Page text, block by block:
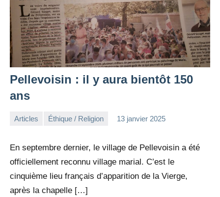
Pellevoisin : il y aura bientôt 150
ans
Articles Éthique / Religion 13 janvier 2025
En septembre dernier, le village de Pellevoisin a été
officiellement reconnu village marial. C’est le
cinquième lieu français d’apparition de la Vierge,
après la chapelle […]